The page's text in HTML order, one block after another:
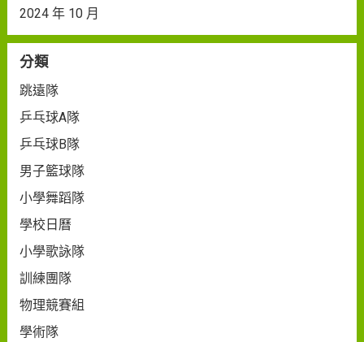
2024 年 10 月
分類
跳遠隊
乒乓球A隊
乒乓球B隊
男子籃球隊
小學舞蹈隊
學校日曆
小學歌詠隊
訓練團隊
物理競賽組
學術隊